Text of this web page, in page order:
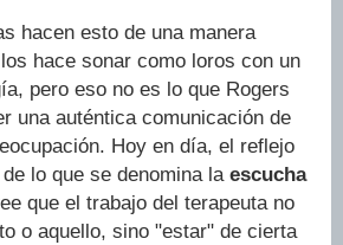
hacen esto de una manera
hace sonar como loros con un
pero eso no es lo que Rogers
una auténtica comunicación de
Hoy en día, el reflejo
lo que se denomina laescucha
que el trabajo del terapeuta no
o aquello, sino "estar" de cierta